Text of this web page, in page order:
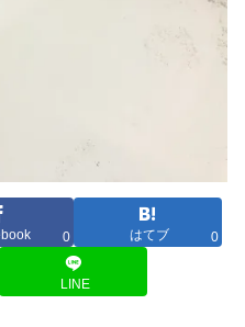
0 はてブ 0
LINE